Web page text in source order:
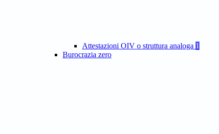
Attestazioni OIV o struttura analoga 1
Burocrazia zero